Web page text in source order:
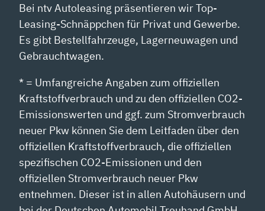
Bei ntv Autoleasing präsentieren wir Top-
Leasing-Schnäppchen für Privat und Gewerbe.
Es gibt Bestellfahrzeuge, Lagerneuwagen und
Gebrauchtwagen.
* = Umfangreiche Angaben zum offiziellen
Kraftstoffverbrauch und zu den offiziellen CO2-
Emissionswerten und ggf. zum Stromverbrauch
neuer Pkw können Sie dem Leitfaden über den
offiziellen Kraftstoffverbrauch, die offiziellen
spezifischen CO2-Emissionen und den
offiziellen Stromverbrauch neuer Pkw
entnehmen. Dieser ist in allen Autohäusern und